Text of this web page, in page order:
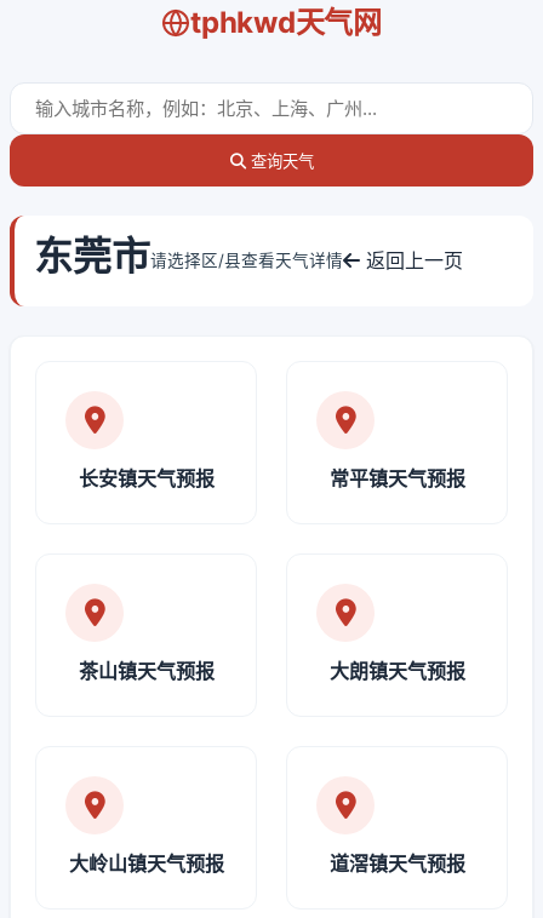
tphkwd天气网
查询天气
东莞市请选择区/县查看天气详情 返回上一页
长安镇天气预报 常平镇天气预报
茶山镇天气预报 大朗镇天气预报
大岭山镇天气预报 道滘镇天气预报